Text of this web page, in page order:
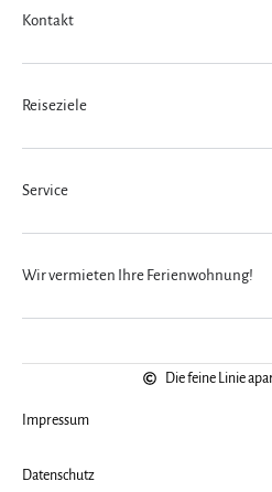
Kontakt
Reiseziele
Service
Wir vermieten Ihre Ferienwohnung!
Die feine Linie
Impressum
Datenschutz